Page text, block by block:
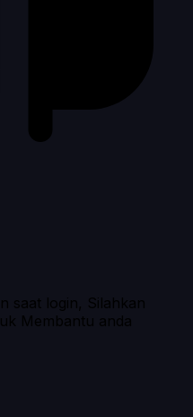
saat login, Silahkan
Membantu anda